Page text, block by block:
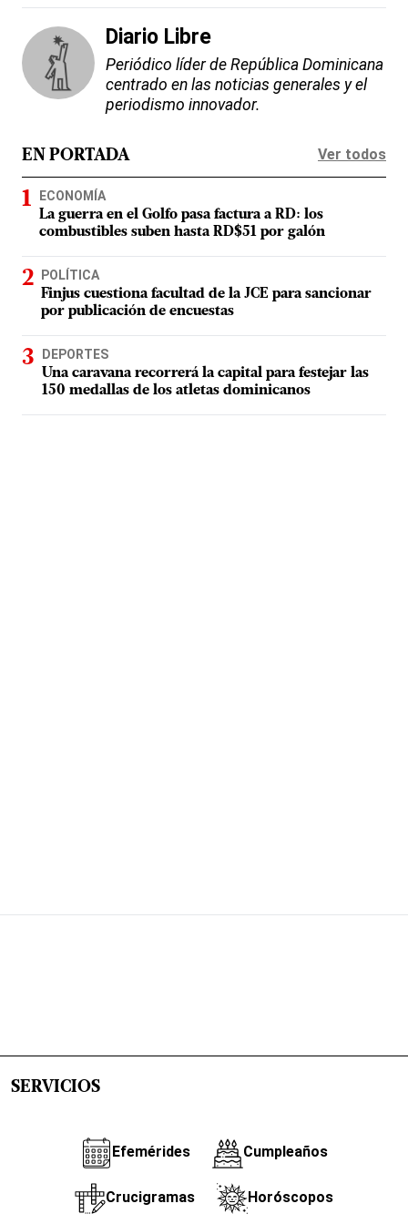
Diario Libre
Periódico líder de República Dominicana
centrado en las noticias generales y el
periodismo innovador.
EN PORTADA Ver todos
ECONOMÍA
La guerra en el Golfo pasa factura a RD: los
combustibles suben hasta RD$51 por galón
POLÍTICA
Finjus cuestiona facultad de la JCE para sancionar
por publicación de encuestas
DEPORTES
Una caravana recorrerá la capital para festejar las
150 medallas de los atletas dominicanos
SERVICIOS
Efemérides Cumpleaños
Crucigramas Horóscopos